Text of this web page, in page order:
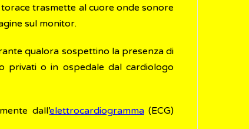
trasmette al cuore onde sonore
sul monitor.
qualora sospettino la presenza di
privati o in ospedale dal cardiologo
dall’elettrocardiogramma(ECG)